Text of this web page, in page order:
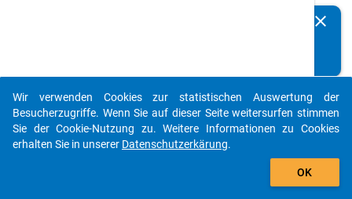
s
-
zw
eit
clear
auto_stories
add_shopping_cart
Wir verwenden Cookies zur statistischen Auswertung der
Besucherzugriffe. Wenn Sie auf dieser Seite weitersurfen stimmen
Sie der Cookie-Nutzung zu. Weitere Informationen zu Cookies
erhalten Sie in unserer Datenschutzerkärung.
OK